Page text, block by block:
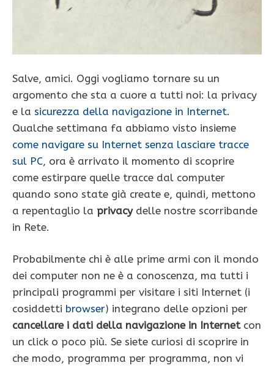
Salve, amici. Oggi vogliamo tornare su un
argomento che sta a cuore a tutti noi: la privacy
e la sicurezza della navigazione in Internet.
Qualche settimana fa abbiamo visto insieme
come navigare su Internet senza lasciare tracce
sul PC, ora è arrivato il momento di scoprire
come estirpare quelle tracce dal computer
quando sono state già create e, quindi, mettono
a repentaglio la privacydelle nostre scorribande
in Rete.
Probabilmente chi è alle prime armi con il mondo
dei computer non ne è a conoscenza, ma tutti i
principali programmi per visitare i siti Internet (i
cosiddetti browser) integrano delle opzioni per
cancellare i dati della navigazione in Internetcon
un click o poco più. Se siete curiosi di scoprire in
che modo, programma per programma, non vi